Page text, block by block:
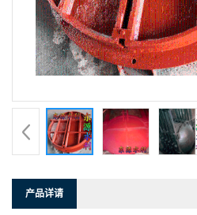
产品详请